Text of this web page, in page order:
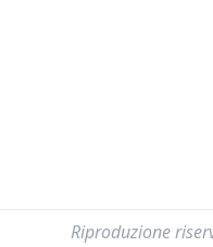
Riproduzione